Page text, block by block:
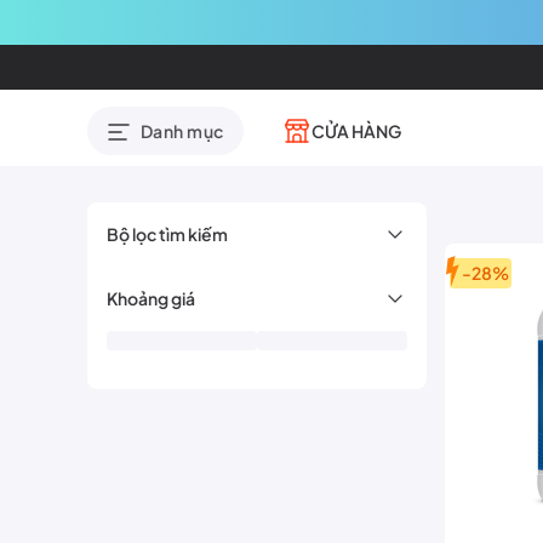
Danh mục CỬA HÀNG
Bộ lọc tìm kiếm
Khoảng giá
-28%